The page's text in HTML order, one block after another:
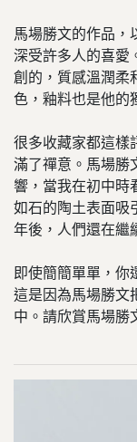
馬場勝文的作品，
深受許多人的喜愛
創的，質感溫潤柔
色，釉料也是他的
很多收藏家都這樣
滿了禪意。馬場勝
響，當我在初中時
如石的陶土表面吸
年後，人們還在繼
即使簡簡單單，你
這是因為馬場勝文
中。請欣賞馬場勝